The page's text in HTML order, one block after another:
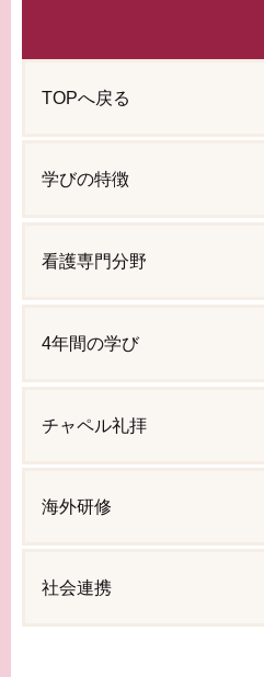
TOPへ戻る
学びの特徴
看護専門分野
4年間の学び
チャペル礼拝
海外研修
社会連携